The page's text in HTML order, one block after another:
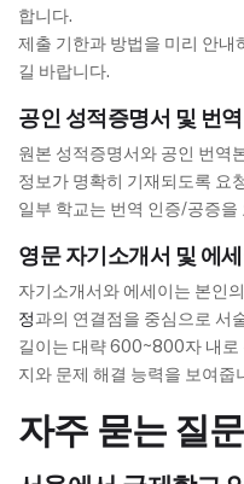
합니다.
제출 기한과 방법을 미리 안내
길 바랍니다.
공인 성적증명서 및 번역
원본 성적증명서와 공인 번역
정보가 명확히 기재되도록 요
일부 학교는 번역 인증/공증
영문 자기소개서 및 에세
자기소개서와 에세이는 본인
정과의 연결점을 중심으로 서
길이는 대략 600~800자 내로
지와 문제 해결 능력을 보여줍
자주 묻는 질문